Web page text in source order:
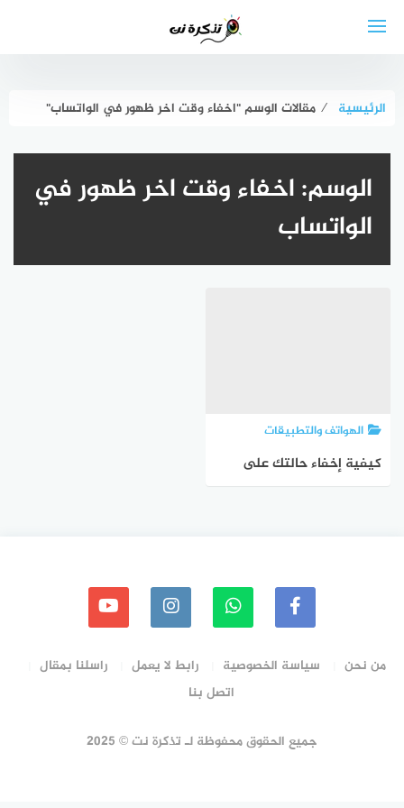
الرئيسية ⁄ مقالات الوسم "اخفاء وقت اخر ظهور في الواتساب"
الوسم:اخفاء وقت اخر ظهور في
الواتساب
الهواتف والتطبيقات
كيفية إخفاء حالتك على
من نحن سياسة الخصوصية رابط لا يعمل
راسلنا بمقال
اتصل بنا
جميع الحقوق محفوظة لـ تذكرة نت © 2025